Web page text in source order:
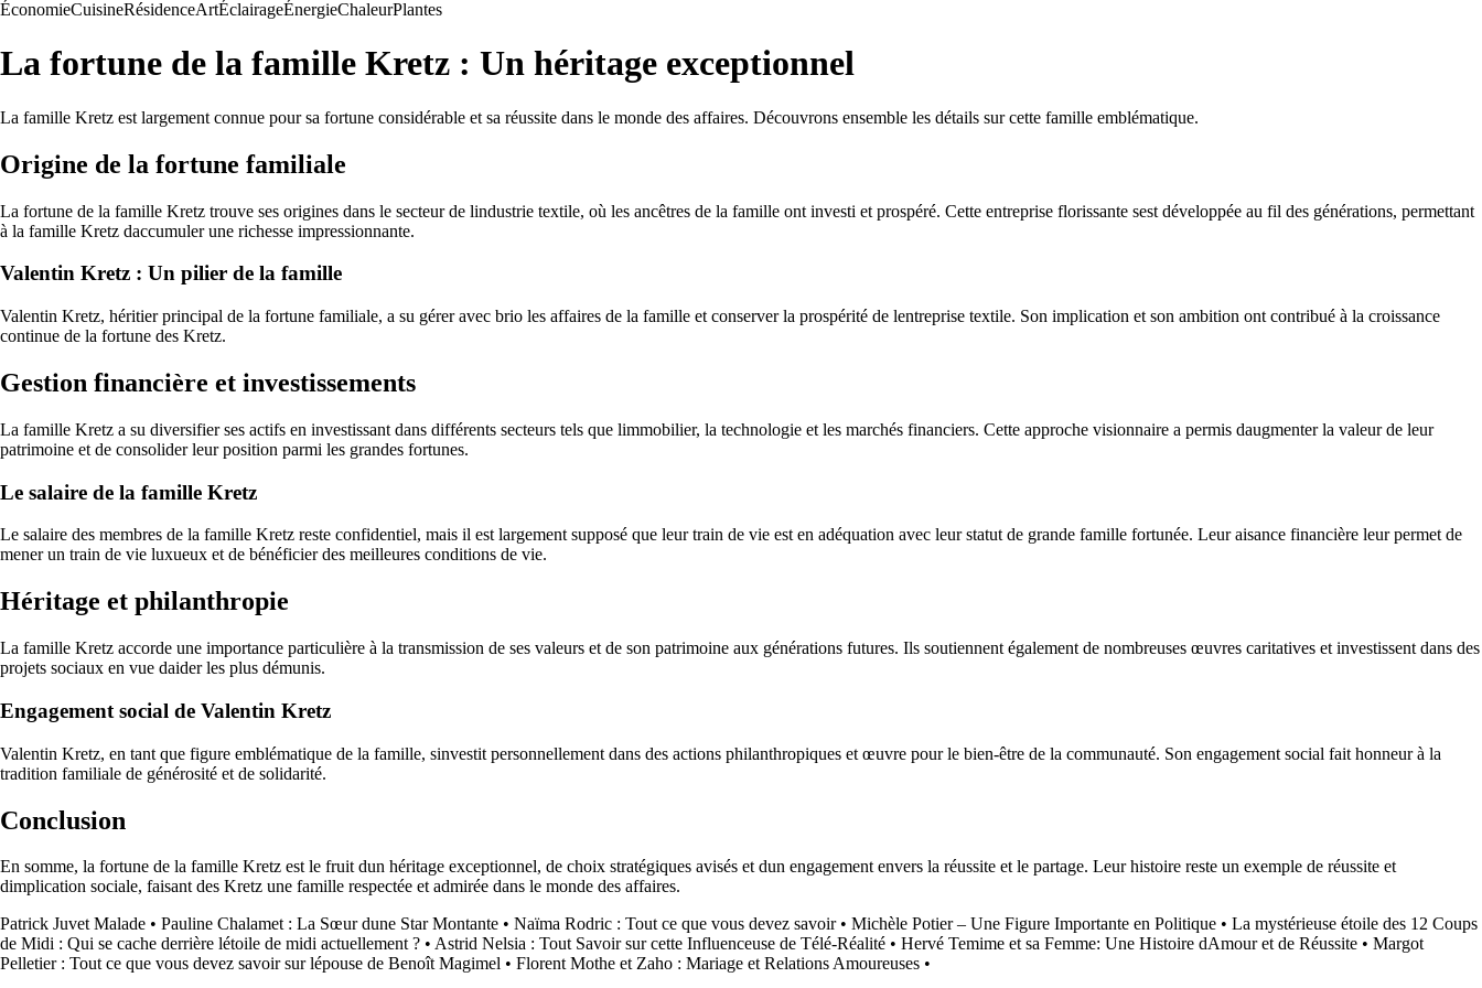
ÉconomieCuisineRésidenceArtÉclairageÉnergieChaleurPlantes
La fortune de la famille Kretz : Un héritage exceptionnel
La famille Kretz est largement connue pour sa fortune considérable et sa réussite dans le monde des affaires. Découvrons ensemble les détails sur cette famille emblématique.
Origine de la fortune familiale
La fortune de la famille Kretz trouve ses origines dans le secteur de lindustrie textile, où les ancêtres de la famille ont investi et prospéré. Cette entreprise florissante sest développée au fil des générations, permettant
à la famille Kretz daccumuler une richesse impressionnante.
Valentin Kretz : Un pilier de la famille
Valentin Kretz, héritier principal de la fortune familiale, a su gérer avec brio les affaires de la famille et conserver la prospérité de lentreprise textile. Son implication et son ambition ont contribué à la croissance
continue de la fortune des Kretz.
Gestion financière et investissements
La famille Kretz a su diversifier ses actifs en investissant dans différents secteurs tels que limmobilier, la technologie et les marchés financiers. Cette approche visionnaire a permis daugmenter la valeur de leur
patrimoine et de consolider leur position parmi les grandes fortunes.
Le salaire de la famille Kretz
Le salaire des membres de la famille Kretz reste confidentiel, mais il est largement supposé que leur train de vie est en adéquation avec leur statut de grande famille fortunée. Leur aisance financière leur permet de
mener un train de vie luxueux et de bénéficier des meilleures conditions de vie.
Héritage et philanthropie
La famille Kretz accorde une importance particulière à la transmission de ses valeurs et de son patrimoine aux générations futures. Ils soutiennent également de nombreuses œuvres caritatives et investissent dans des
projets sociaux en vue daider les plus démunis.
Engagement social de Valentin Kretz
Valentin Kretz, en tant que figure emblématique de la famille, sinvestit personnellement dans des actions philanthropiques et œuvre pour le bien-être de la communauté. Son engagement social fait honneur à la
tradition familiale de générosité et de solidarité.
Conclusion
En somme, la fortune de la famille Kretz est le fruit dun héritage exceptionnel, de choix stratégiques avisés et dun engagement envers la réussite et le partage. Leur histoire reste un exemple de réussite et
dimplication sociale, faisant des Kretz une famille respectée et admirée dans le monde des affaires.
Patrick Juvet Malade • Pauline Chalamet : La Sœur dune Star Montante • Naïma Rodric : Tout ce que vous devez savoir• Michèle Potier – Une Figure Importante en Politique • La mystérieuse étoile des 12 Coups
de Midi : Qui se cache derrière létoile de midi actuellement ? • Astrid Nelsia : Tout Savoir sur cette Influenceuse de Télé-Réalité • Hervé Temime et sa Femme: Une Histoire dAmour et de Réussite • Margot
Pelletier : Tout ce que vous devez savoir sur lépouse de Benoît Magimel • Florent Mothe et Zaho : Mariage et Relations Amoureuses •